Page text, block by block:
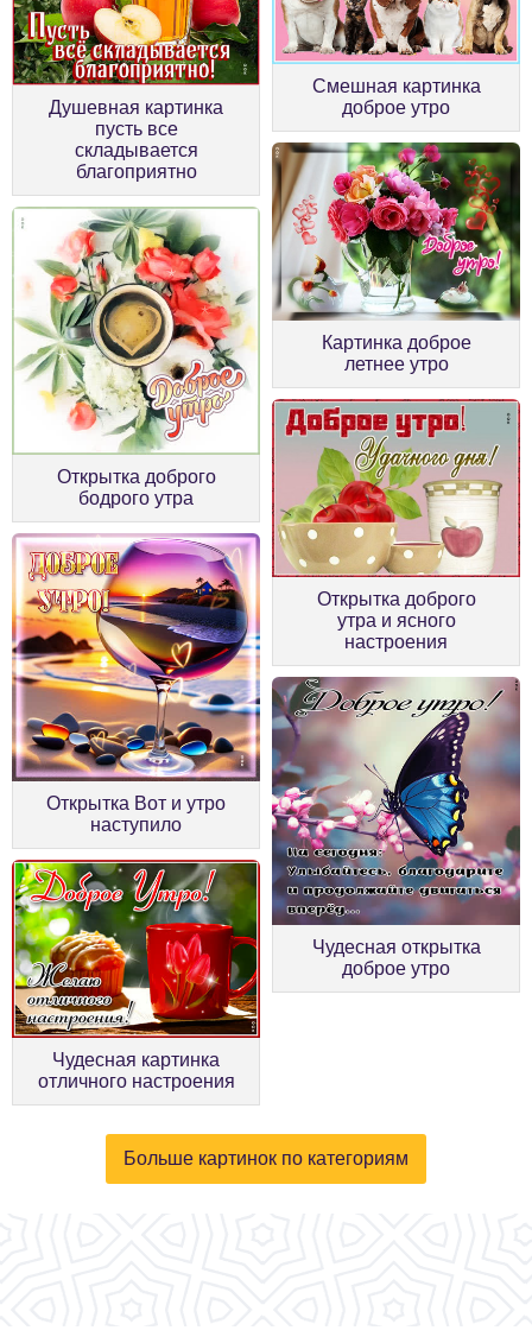
Душевная картинка
пусть все
складывается
благоприятно
Смешная картинка
доброе утро
Открытка доброго
бодрого утра
Картинка доброе
летнее утро
Открытка Вот и утро
наступило
Открытка доброго
утра и ясного
настроения
Чудесная картинка
отличного настроения
Чудесная открытка
доброе утро
Больше картинок по категориям